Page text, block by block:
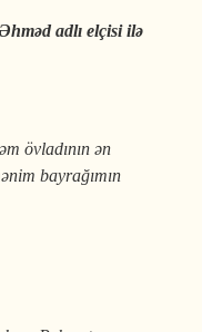
adlı elçisi ilə
övladının ən
bayrağımın